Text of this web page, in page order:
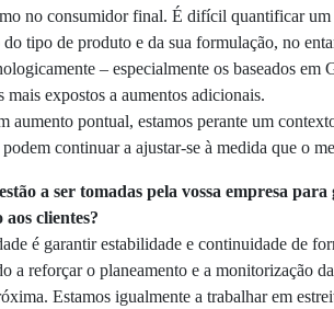
no consumidor final. É difícil quantificar
tipo de produto e da sua formulação, no
– especialmente os baseados em
mais expostos a aumentos adicionais.
aumento pontual, estamos perante um
continuar a ajustar-se à medida que o
a ser tomadas pela vossa empresa
aos clientes?
é garantir estabilidade e continuidade de
a reforçar o planeamento e a monitorização
Estamos igualmente a trabalhar em